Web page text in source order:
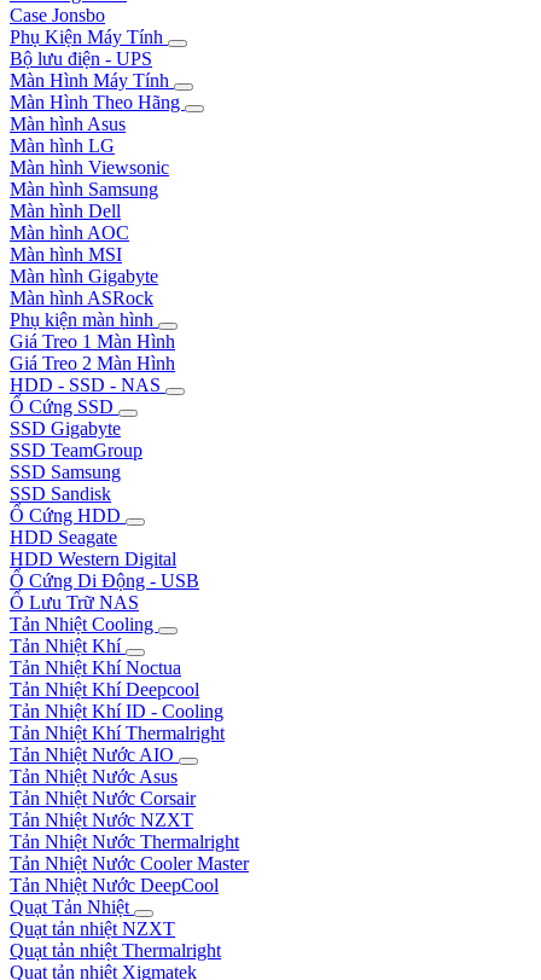
Case Jonsbo
Phụ Kiện Máy Tính
Bộ lưu điện - UPS
Màn Hình Máy Tính
Màn Hình Theo Hãng
Màn hình Asus
Màn hình LG
Màn hình Viewsonic
Màn hình Samsung
Màn hình Dell
Màn hình AOC
Màn hình MSI
Màn hình Gigabyte
Màn hình ASRock
Phụ kiện màn hình
Giá Treo 1 Màn Hình
Giá Treo 2 Màn Hình
HDD - SSD - NAS
Ổ Cứng SSD
SSD Gigabyte
SSD TeamGroup
SSD Samsung
SSD Sandisk
Ổ Cứng HDD
HDD Seagate
HDD Western Digital
Ổ Cứng Di Động - USB
Ổ Lưu Trữ NAS
Tản Nhiệt Cooling
Tản Nhiệt Khí
Tản Nhiệt Khí Noctua
Tản Nhiệt Khí Deepcool
Tản Nhiệt Khí ID - Cooling
Tản Nhiệt Khí Thermalright
Tản Nhiệt Nước AIO
Tản Nhiệt Nước Asus
Tản Nhiệt Nước Corsair
Tản Nhiệt Nước NZXT
Tản Nhiệt Nước Thermalright
Tản Nhiệt Nước Cooler Master
Tản Nhiệt Nước DeepCool
Quạt Tản Nhiệt
Quạt tản nhiệt NZXT
Quạt tản nhiệt Thermalright
Quạt tản nhiệt Xigmatek